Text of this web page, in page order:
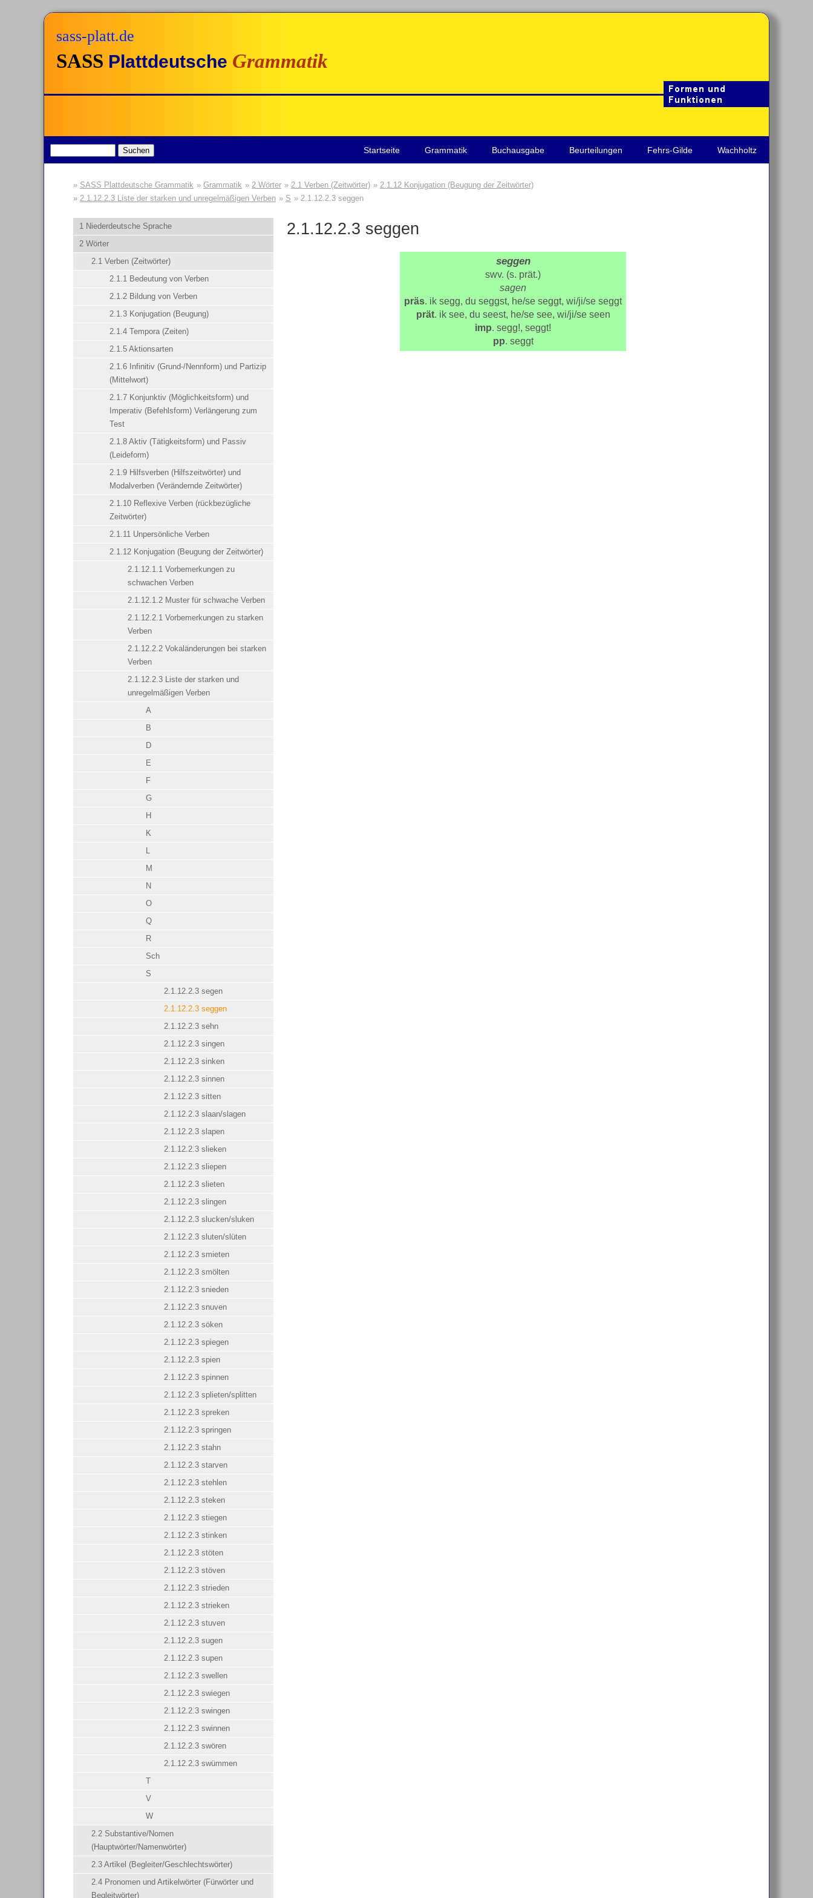
sass-platt.de
SASS Plattdeutsche Grammatik
Startseite Grammatik Buchausgabe Beurteilungen Fehrs-Gilde Wachholtz
SASS Plattdeutsche Grammatik Grammatik 2 Wörter 2.1 Verben (Zeitwörter)
2.1.12 Konjugation (Beugung der Zeitwörter)
2.1.12.2.3 Liste der starken und unregelmäßigen Verben
S 2.1.12.2.3 seggen
1 Niederdeutsche Sprache
2 Wörter
2.1 Verben (Zeitwörter)
2.1.1 Bedeutung von Verben
2.1.2 Bildung von Verben
2.1.3 Konjugation (Beugung)
2.1.4 Tempora (Zeiten)
2.1.5 Aktionsarten
2.1.6 Infinitiv (Grund-/Nennform) und Partizip
(Mittelwort)
2.1.7 Konjunktiv (Möglichkeitsform) und
Imperativ (Befehlsform) Verlängerung zum
Test
2.1.8 Aktiv (Tätigkeitsform) und Passiv
(Leideform)
2.1.9 Hilfsverben (Hilfszeitwörter) und
Modalverben (Verändernde Zeitwörter)
2.1.10 Reflexive Verben (rückbezügliche
Zeitwörter)
2.1.11 Unpersönliche Verben
2.1.12 Konjugation (Beugung der Zeitwörter)
2.1.12.1.1 Vorbemerkungen zu
schwachen Verben
2.1.12.1.2 Muster für schwache Verben
2.1.12.2.1 Vorbemerkungen zu starken
Verben
2.1.12.2.2 Vokaländerungen bei starken
Verben
2.1.12.2.3 Liste der starken und
unregelmäßigen Verben
A
B
D
E
F
G
H
K
L
M
N
O
Q
R
Sch
S
2.1.12.2.3 segen
2.1.12.2.3 seggen
2.1.12.2.3 sehn
2.1.12.2.3 singen
2.1.12.2.3 sinken
2.1.12.2.3 sinnen
2.1.12.2.3 sitten
2.1.12.2.3 slaan/slagen
2.1.12.2.3 slapen
2.1.12.2.3 slieken
2.1.12.2.3 sliepen
2.1.12.2.3 slieten
2.1.12.2.3 slingen
2.1.12.2.3 slucken/sluken
2.1.12.2.3 sluten/slüten
2.1.12.2.3 smieten
2.1.12.2.3 smölten
2.1.12.2.3 snieden
2.1.12.2.3 snuven
2.1.12.2.3 söken
2.1.12.2.3 spiegen
2.1.12.2.3 spien
2.1.12.2.3 spinnen
2.1.12.2.3 splieten/splitten
2.1.12.2.3 spreken
2.1.12.2.3 springen
2.1.12.2.3 stahn
2.1.12.2.3 starven
2.1.12.2.3 stehlen
2.1.12.2.3 steken
2.1.12.2.3 stiegen
2.1.12.2.3 stinken
2.1.12.2.3 stöten
2.1.12.2.3 stöven
2.1.12.2.3 strieden
2.1.12.2.3 strieken
2.1.12.2.3 stuven
2.1.12.2.3 sugen
2.1.12.2.3 supen
2.1.12.2.3 swellen
2.1.12.2.3 swiegen
2.1.12.2.3 swingen
2.1.12.2.3 swinnen
2.1.12.2.3 swören
2.1.12.2.3 swümmen
T
V
W
2.2 Substantive/Nomen
(Hauptwörter/Namenwörter)
2.3 Artikel (Begleiter/Geschlechtswörter)
2.4 Pronomen und Artikelwörter (Fürwörter und
Begleitwörter)
2.1.12.2.3 seggen
seggen
swv. (s. prät.)
sagen
präs. ik segg, du seggst, he/se seggt, wi/ji/se seggt
prät. ik see, du seest, he/se see, wi/ji/se seen
imp. segg!, seggt!
pp. seggt